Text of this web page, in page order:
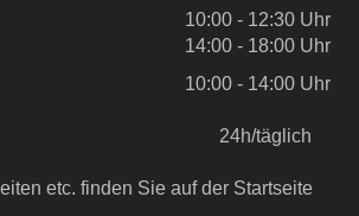
10:00 - 12:30 Uhr
14:00 - 18:00 Uhr
10:00 - 14:00 Uhr
24h/täglich
etc. finden Sie auf der Startseite